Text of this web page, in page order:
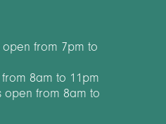
open from 7pm to
8am to 11pm
open from 8am to